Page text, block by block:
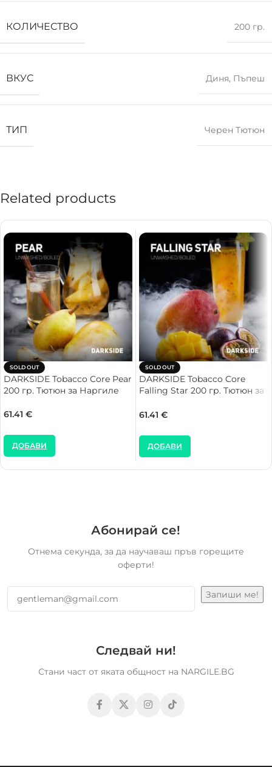
КОЛИЧЕСТВО 200 гр.
ВКУС Диня, Пъпеш
ТИП Черен Тютюн
Related products
SOLD OUT
DARKSIDE Tobacco Core Pear
200 гр. Тютюн за Наргиле
61.41 €
ДОБАВИ
SOLD OUT
DARKSIDE Tobacco Core
Falling Star 200 гр. Тютюн за
61.41 €
ДОБАВИ
Абонирай се!
Отнема секунда, за да научаваш пръв горещите
оферти!
Следвай ни!
Стани част от яката общност на NARGILE.BG